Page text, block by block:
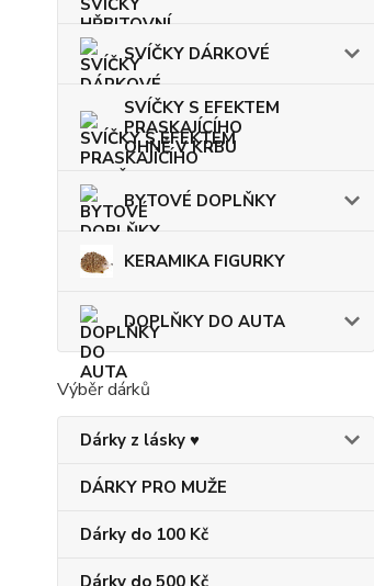
SVÍČKY DÁRKOVÉ
SVÍČKY S EFEKTEM
PRASKAJÍCÍHO
OHNĚ V KRBU
BYTOVÉ DOPLŇKY
KERAMIKA FIGURKY
DOPLŇKY DO AUTA
Výběr dárků
Dárky z lásky ♥
DÁRKY PRO MUŽE
Dárky do 100 Kč
Dárky do 500 Kč